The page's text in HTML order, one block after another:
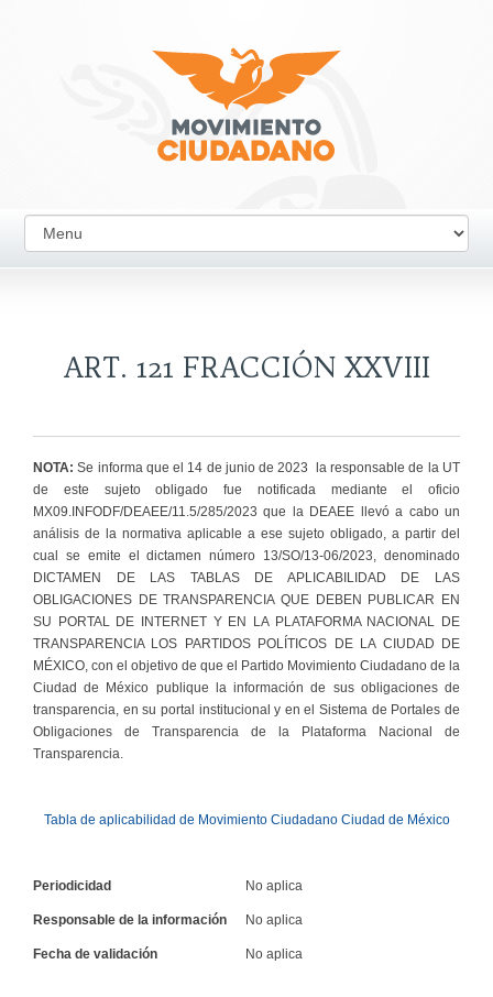
ART. 121 FRACCIÓN XXVIII
NOTA:Se informa que el 14 de junio de 2023 la responsable de la UT
de este sujeto obligado fue notificada mediante el oficio
MX09.INFODF/DEAEE/11.5/285/2023 que la DEAEE llevó a cabo un
análisis de la normativa aplicable a ese sujeto obligado, a partir del
cual se emite el dictamen número 13/SO/13-06/2023, denominado
DICTAMEN DE LAS TABLAS DE APLICABILIDAD DE LAS
OBLIGACIONES DE TRANSPARENCIA QUE DEBEN PUBLICAR EN
SU PORTAL DE INTERNET Y EN LA PLATAFORMA NACIONAL DE
TRANSPARENCIA LOS PARTIDOS POLÍTICOS DE LA CIUDAD DE
MÉXICO, con el objetivo de que el Partido Movimiento Ciudadano de la
Ciudad de México publique la información de sus obligaciones de
transparencia, en su portal institucional y en el Sistema de Portales de
Obligaciones de Transparencia de la Plataforma Nacional de
Transparencia.
Tabla de aplicabilidad de Movimiento Ciudadano Ciudad de México
Periodicidad No aplica
Responsable de la información No aplica
Fecha de validación No aplica